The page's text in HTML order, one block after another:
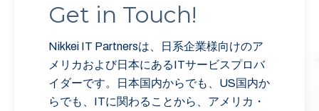
Get in Touch!
Nikkei IT Partnersは、日系企業様向けのア
メリカおよび日本にあるITサービスプロバ
イダーです。日本国内からでも、US国内か
らでも、ITに関わることから、アメリカ・